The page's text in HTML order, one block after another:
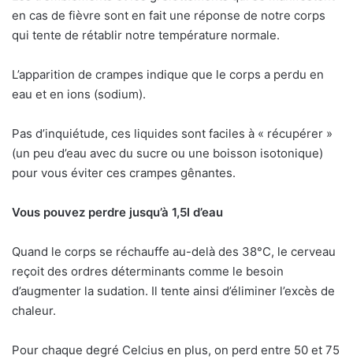
en cas de fièvre sont en fait une réponse de notre corps
qui tente de rétablir notre température normale.
L’apparition de crampes indique que le corps a perdu en
eau et en ions (sodium).
Pas d’inquiétude, ces liquides sont faciles à « récupérer »
(un peu d’eau avec du sucre ou une boisson isotonique)
pour vous éviter ces crampes gênantes.
Vous pouvez perdre jusqu’à 1,5l d’eau
Quand le corps se réchauffe au-delà des 38°C, le cerveau
reçoit des ordres déterminants comme le besoin
d’augmenter la sudation. Il tente ainsi d’éliminer l’excès de
chaleur.
Pour chaque degré Celcius en plus, on perd entre 50 et 75